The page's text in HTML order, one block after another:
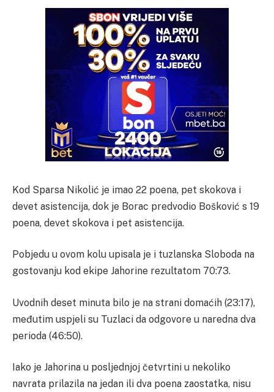
Kod Sparsa Nikolić je imao 22 poena, pet skokova i
devet asistencija, dok je Borac predvodio Bošković s 19
poena, devet skokova i pet asistencija.
Pobjedu u ovom kolu upisala je i tuzlanska Sloboda na
gostovanju kod ekipe Jahorine rezultatom 70:73.
Uvodnih deset minuta bilo je na strani domaćih (23:17),
međutim uspjeli su Tuzlaci da odgovore u naredna dva
perioda (46:50).
Iako je Jahorina u posljednjoj četvrtini u nekoliko
navrata prilazila na jedan ili dva poena zaostatka, nisu